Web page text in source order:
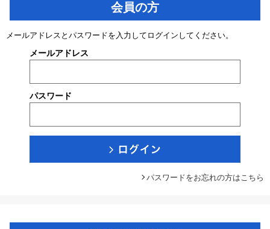
会員の方
メールアドレスとパスワードを入力してログインしてください。
メールアドレス
パスワード
パスワードをお忘れの方はこちら